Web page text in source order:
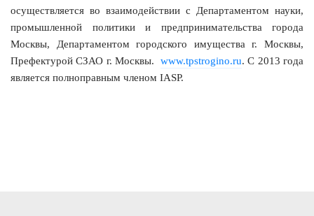
осуществляется во взаимодействии с Департаментом науки,
промышленной политики и предпринимательства города
Москвы, Департаментом городского имущества г. Москвы,
Префектурой СЗАО г. Москвы. www.tpstrogino.ru. С 2013 года
является полноправным членом IASP.